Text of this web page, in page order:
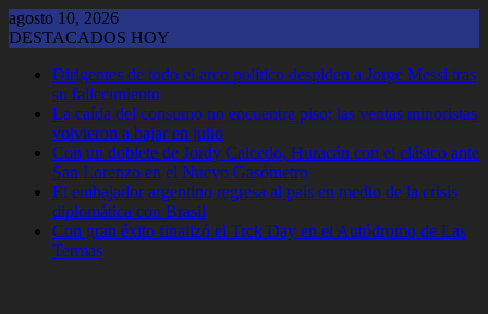
Saltar
al
agosto 10, 2026
DESTACADOS HOY
Dirigentes de todo el arco político despiden a Jorge Messi tras
su fallecimiento
La caída del consumo no encuentra piso: las ventas minoristas
volvieron a bajar en julio
Con un doblete de Jordy Caicedo, Huracán con el clásico ante
San Lorenzo en el Nuevo Gasómetro
El embajador argentino regresa al país en medio de la crisis
diplomática con Brasil
Con gran éxito finalizó el Trck Day en el Autódromo de Las
Termas